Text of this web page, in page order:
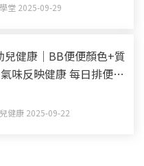
堂 2025-09-29
兒健康｜BB便便顏色+質
味反映健康 每日排便幾
健康 2025-09-22